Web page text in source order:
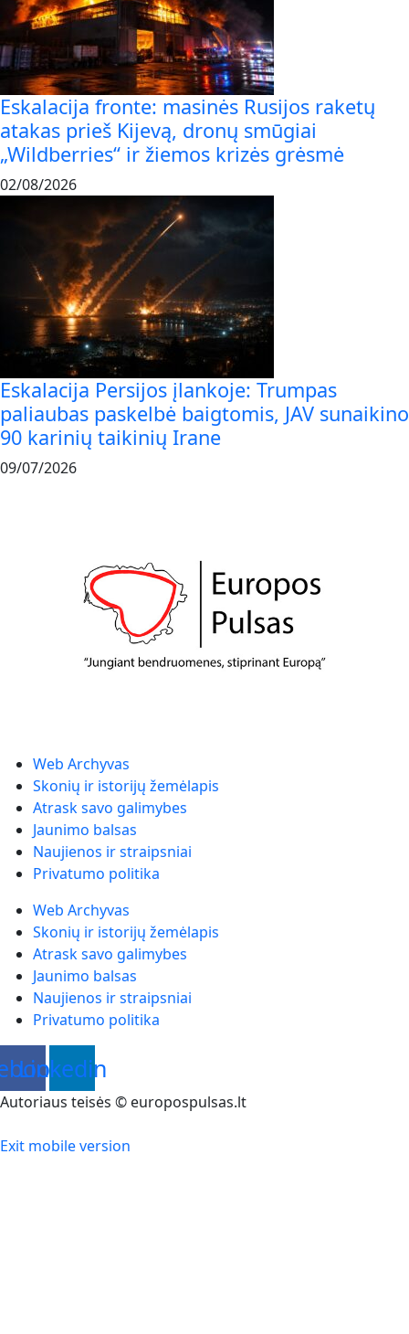
Eskalacija fronte: masinės Rusijos raketų
atakas prieš Kijevą, dronų smūgiai
„Wildberries“ ir žiemos krizės grėsmė
02/08/2026
Eskalacija Persijos įlankoje: Trumpas
paliaubas paskelbė baigtomis, JAV sunaikino
90 karinių taikinių Irane
09/07/2026
Web Archyvas
Skonių ir istorijų žemėlapis
Atrask savo galimybes
Jaunimo balsas
Naujienos ir straipsniai
Privatumo politika
Web Archyvas
Skonių ir istorijų žemėlapis
Atrask savo galimybes
Jaunimo balsas
Naujienos ir straipsniai
Privatumo politika
Linkedin
Autoriaus teisės © europospulsas.lt
Exit mobile version